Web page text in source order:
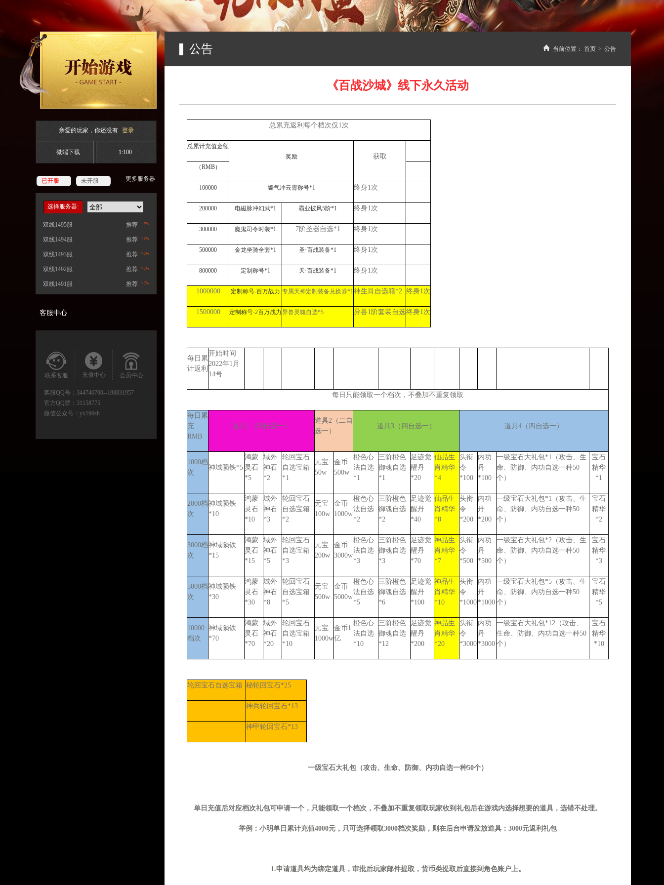
亲爱的玩家，你还没有 登录
微端下载 1:100
已开服 未开服
选择服务器:
推荐
双线1495服
推荐
双线1494服
推荐
双线1493服
推荐
双线1492服
推荐
双线1491服
更多服务器
客服中心
联系客服 充值中心 会员中心
客服QQ号： 344746700--108831957
官方QQ群： 31158775
微信公众号： yx160sh
公告 当前位置： 首页 > 公告
《百战沙城》线下永久活动
总累充返利每个档次仅 1次
总累计充值金额
奖励
获取
（RMB）
100000 壕气冲云霄称号*1 终身1次
200000 电磁脉冲幻武*1 霸业披风5阶*1 终身1次
300000 魔鬼司令时装*1 7阶圣器自选*1 终身1次
500000 金龙坐骑全套*1 圣·百战装备*1 终身1次
800000 定制称号*1 天·百战装备*1 终身1次
1000000 定制称号-百万战力 专属天神定制装备兑换券*1神生肖自选箱*2 终身1次
1500000 定制称号-2百万战力异兽灵魄自选*5 异兽1阶套装自选终身1次
每日累
计返利
开始时间
2022年1月
14号
每日只能领取一个档次，不叠加不重复领取
每日累
充
RMB
道具1（四自选一）
道具2（二自
选一）
道具3（四自选一） 道具4（四自选一）
1000档
次
神域陨铁*5
鸿蒙
灵石
*5
域外
神石
*2
轮回宝石
自选宝箱
*1
元宝
50w
金币
500w
橙色心
法自选
*1
三阶橙色
御魂自选
*1
足迹觉
醒丹
*20
仙品生
肖精华
*4
头衔
令
*100
内功
丹
*100
一级宝石大礼包*1（攻击、生
命、防御、内功自选一种50
个）
宝石
精华
*1
2000档
次
神域陨铁
*10
鸿蒙
灵石
*10
域外
神石
*3
轮回宝石
自选宝箱
*2
元宝
100w
金币
1000w
橙色心
法自选
*2
三阶橙色
御魂自选
*2
足迹觉
醒丹
*40
仙品生
肖精华
*8
头衔
令
*200
内功
丹
*200
一级宝石大礼包*1（攻击、生
命、防御、内功自选一种50
个）
宝石
精华
*2
3000档
次
神域陨铁
*15
鸿蒙
灵石
*15
域外
神石
*5
轮回宝石
自选宝箱
*3
元宝
200w
金币
3000w
橙色心
法自选
*3
三阶橙色
御魂自选
*3
足迹觉
醒丹
*70
神品生
肖精华
*7
头衔
令
*500
内功
丹
*500
一级宝石大礼包*2（攻击、生
命、防御、内功自选一种50
个）
宝石
精华
*3
5000档
次
神域陨铁
*30
鸿蒙
灵石
*30
域外
神石
*8
轮回宝石
自选宝箱
*5
元宝
500w
金币
5000w
橙色心
法自选
*5
三阶橙色
御魂自选
*6
足迹觉
醒丹
*100
神品生
肖精华
*10
头衔
令
*1000
内功
丹
*1000
一级宝石大礼包*5（攻击、生
命、防御、内功自选一种50
个）
宝石
精华
*5
10000
档次
神域陨铁
*70
鸿蒙
灵石
*70
域外
神石
*20
轮回宝石
自选宝箱
*10
元宝
1000w
金币1
亿
橙色心
法自选
*10
三阶橙色
御魂自选
*12
足迹觉
醒丹
*200
神品生
肖精华
*20
头衔
令
*3000
内功
丹
*3000
一级宝石大礼包*12（攻击、
生命、防御、内功自选一种50
个）
宝石
精华
*10
轮回宝石自选宝箱 秘轮回宝石 *25
神兵轮回宝石 *13
神甲轮回宝石 *13
一级宝石大礼包（攻击、生命、防御、内功自选一种50个）
单日充值后对应档次礼包可申请一个，只能领取一个档次，不叠加不重复领取玩家收到礼包后在游戏内选择想要的道具，选错不处理。
举例：小明单日累计充值4000元，只可选择领取3000档次奖励，则在后台申请发放道具：3000元返利礼包
1.申请道具均为绑定道具，审批后玩家邮件提取，货币类提取后直接到角色账户上。